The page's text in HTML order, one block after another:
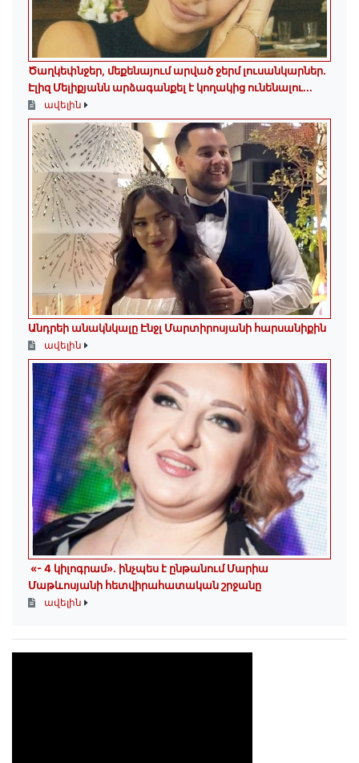
Ծաղկեփնջեր, մեքենայում արված ջերմ լուսանկարներ.
Էլիզ Մելիքյանն արձագանքել է կողակից ունենալու...
ավելին
Անդրեի անակնկալը Էնջլ Մարտիրոսյանի հարսանիքին
ավելին
«- 4 կիլոգրամ». ինչպես է ընթանում Մարիա
Մաթևոսյանի հետվիրահատական շրջանը
ավելին